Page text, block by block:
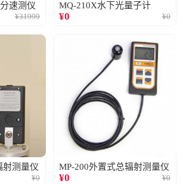
速测仪
¥31999
MQ-210X水下光量子计
¥0 ¥0
射测量仪
¥0
MP-200外置式总辐射测量仪
¥0 ¥0